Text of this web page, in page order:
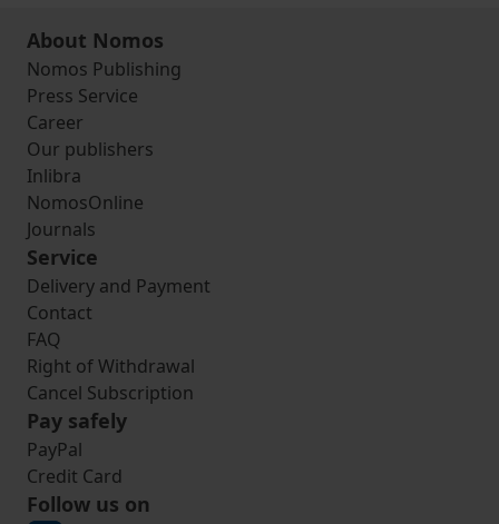
About Nomos
Nomos Publishing
Press Service
Career
Our publishers
Inlibra
NomosOnline
Journals
Service
Delivery and Payment
Contact
FAQ
Right of Withdrawal
Cancel Subscription
Pay safely
PayPal
Credit Card
Follow us on